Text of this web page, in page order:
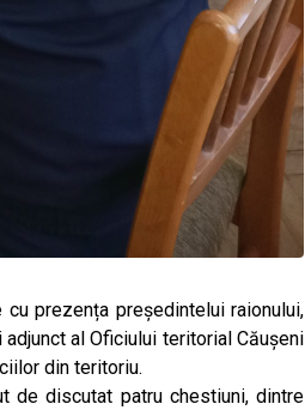
prezența președintelui raionului,
adjunct al Oficiului teritorial Căușeni
din teritoriu.
de discutat patru chestiuni, dintre